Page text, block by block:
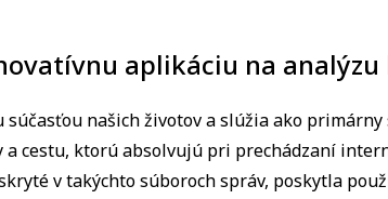
aplikáciu na
našich životov a slúžia ako
cestu, ktorú absolvujú pri prechádzaní
v takýchto súboroch správ, poskytla